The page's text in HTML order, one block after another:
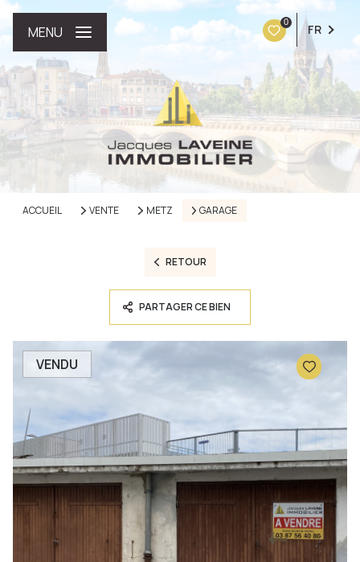
0 FR
MENU
ACCUEIL VENTE METZ GARAGE
RETOUR
PARTAGER CE BIEN
VENDU